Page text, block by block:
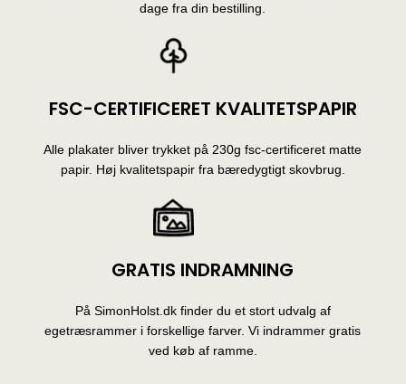
dage fra din bestilling.
FSC-CERTIFICERET KVALITETSPAPIR
Alle plakater bliver trykket på 230g fsc-certificeret matte
papir. Høj kvalitetspapir fra bæredygtigt skovbrug.
GRATIS INDRAMNING
På SimonHolst.dk finder du et stort udvalg af
egetræsrammer i forskellige farver. Vi indrammer gratis
ved køb af ramme.